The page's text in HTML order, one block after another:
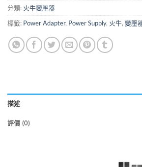
分類: 火牛變壓器
標籤: Power Adapter, Power Supply, 火牛, 變壓
描述
評價 (0)